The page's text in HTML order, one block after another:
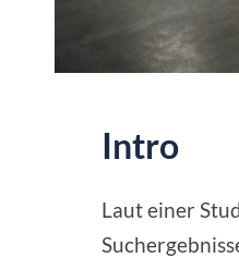
Intro
Laut einer